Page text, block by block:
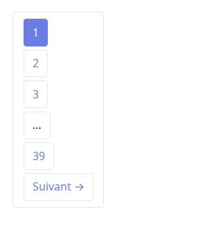
1
2
3
…
39
Suivant →